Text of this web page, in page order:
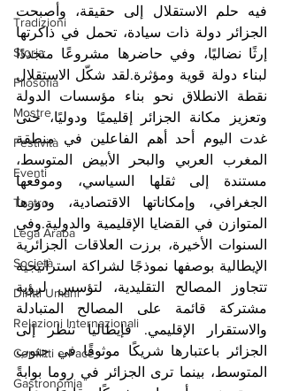
Tradizioni
Storia
Filosofia
Mostre
Festività
Eventi
Teatro
Lega Araba
Società
Diritti Umani
Relazioni Internazionali
Conflitti e Pace
Gastronomia
إرثًا نضاليًا، وفي حاضرها مشروعًا متجددًا
لبناء دولة قوية ومؤثرة.لقد شكّل الاستقلال
وتعزيز مكانة الجزائر إقليميًا ودوليًا، حتى
غدت اليوم أحد أهم الفاعلين في منطقة
مستندة إلى ثقلها السياسي، وموقعها
الجغرافي، وإمكاناتها الاقتصادية، ودورها
الإيطالية بوصفها نموذجًا لشراكة استراتيجية
تتجاوز المصالح التقليدية، لتؤسس لرؤية
والاستقرار الإقليمي. فإيطاليا تنظر إلى
الجزائر باعتبارها شريكًا موثوقًا في جنوب